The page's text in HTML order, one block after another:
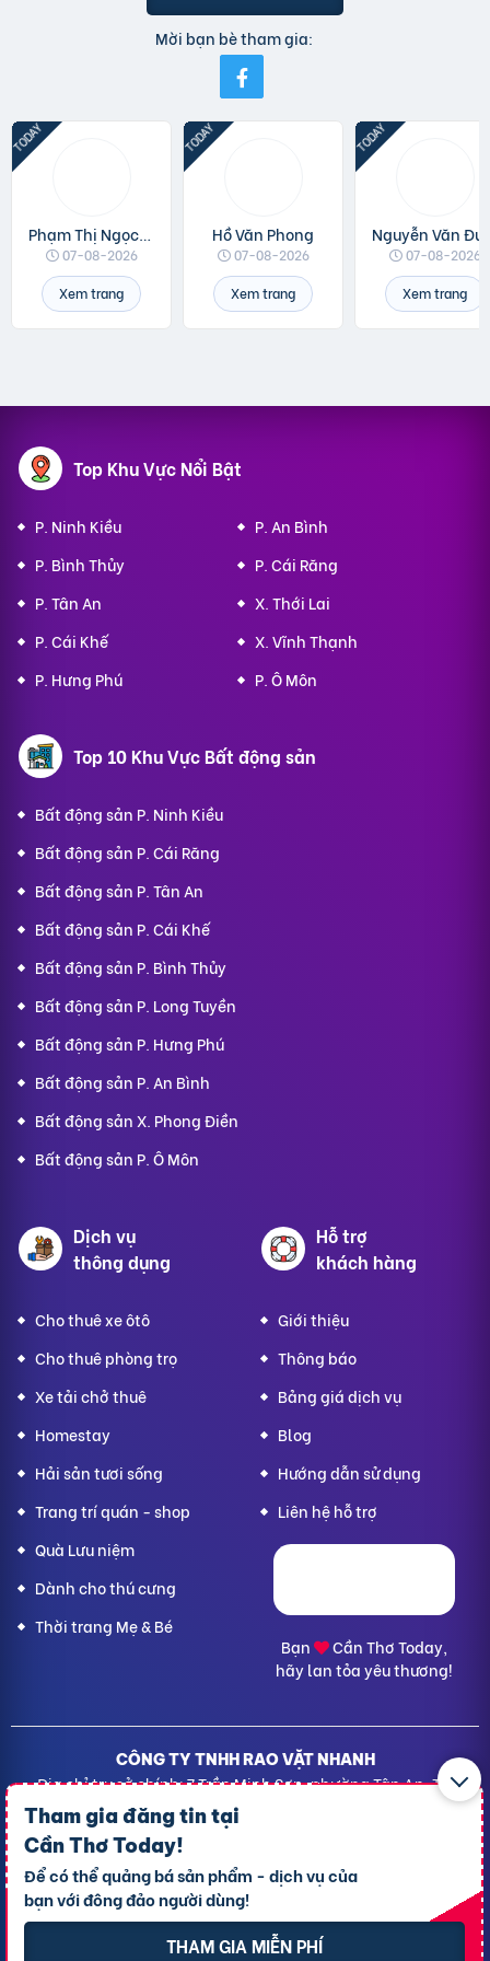
Tham gia đăng tin tại
Cần Thơ Today!
Để có thể quảng bá sản phẩm - dịch vụ của
bạn với đông đảo người dùng!
THAM GIA MIỄN PHÍ
Mời bạn bè tham gia:
Phạm Thị Ngọc Linh
07-08-2026
Xem trang
Hồ Văn Phong
07-08-2026
Xem trang
07-08-2026
Xem trang
Top Khu Vực Nổi Bật
P. Ninh Kiều
P. An Bình
P. Bình Thủy
P. Cái Răng
P. Tân An
X. Thới Lai
P. Cái Khế
X. Vĩnh Thạnh
P. Hưng Phú
P. Ô Môn
Top 10 Khu Vực Bất động sản
Bất động sản P. Ninh Kiều
Bất động sản P. Cái Răng
Bất động sản P. Tân An
Bất động sản P. Cái Khế
Bất động sản P. Bình Thủy
Bất động sản P. Long Tuyền
Bất động sản P. Hưng Phú
Bất động sản P. An Bình
Bất động sản X. Phong Điền
Bất động sản P. Ô Môn
Dịch vụ
thông dụng
Cho thuê xe ôtô
Cho thuê phòng trọ
Xe tải chở thuê
Homestay
Hải sản tươi sống
Trang trí quán - shop
Quà Lưu niệm
Dành cho thú cưng
Thời trang Mẹ & Bé
Hỗ trợ
khách hàng
Giới thiệu
Thông báo
Bảng giá dịch vụ
Blog
Hướng dẫn sử dụng
Liên hệ hỗ trợ
Bạn
Cần Thơ Today,
hãy lan tỏa yêu thương!
CÔNG TY TNHH RAO VẶT NHANH
Địa chỉ trụ sở chính: 7 Trần Minh Sơn, phường Tân An, TP.
Cần Thơ
Giấy CNĐKDN: 1801717351 – Ngày cấp: 24/01/2022 - Cơ
quan cấp: Phòng Đăng ký kinh doanh – Sở kế hoạch và
Đầu tư TP. Cần Thơ
Liên hệ hỗ trợ- Hotline:
Quy chế hoạt động
Chính sách giải quyết khiếu nại